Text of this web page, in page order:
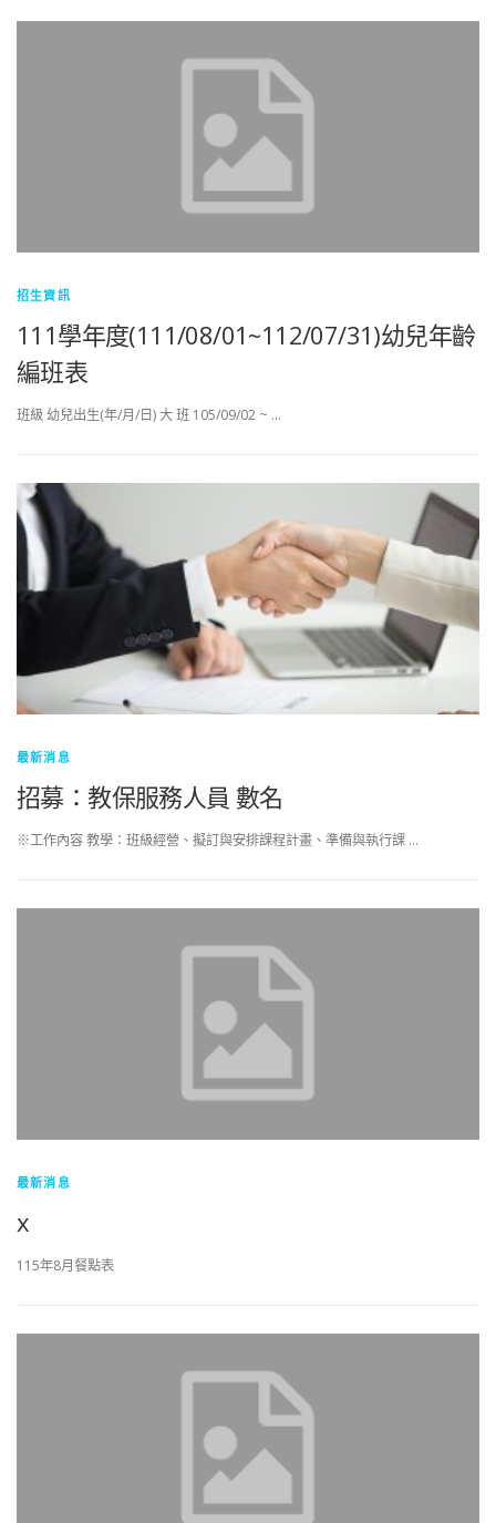
招生資訊
111學年度(111/08/01~112/07/31)幼兒年齡
編班表
班級 幼兒出生(年/月/日) 大 班 105/09/02 ~ …
最新消息
招募：教保服務人員 數名
※工作內容 教學：班級經營、擬訂與安排課程計畫、準備與執行課 …
最新消息
x
115年8月餐點表